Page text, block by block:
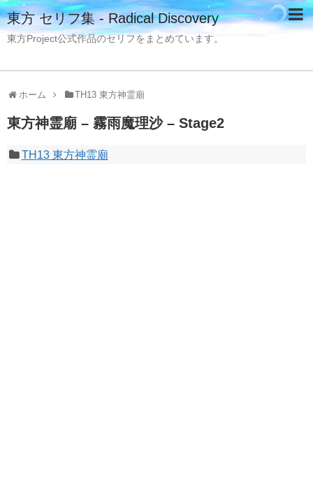
東方 セリフ集 - Radical Discovery
東方Project公式作品のセリフをまとめています。
ホーム TH13 東方神霊廟
東方神霊廟 – 霧雨魔理沙 – Stage2
TH13 東方神霊廟